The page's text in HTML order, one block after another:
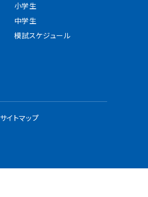
小学生
中学生
模試スケジュール
サイトマップ